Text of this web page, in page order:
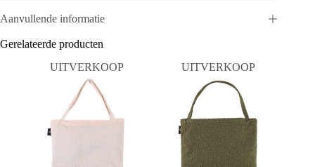
Aanvullende informatie
Gerelateerde producten
UITVERKOOP
UITVERKOOP